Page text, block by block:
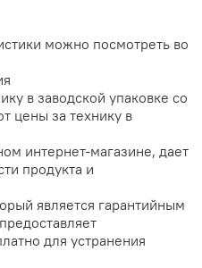
можно посмотреть во
в заводской упаковке со
цены за технику в
интернет-магазине, дает
продукта и
является гарантийным
для устранения